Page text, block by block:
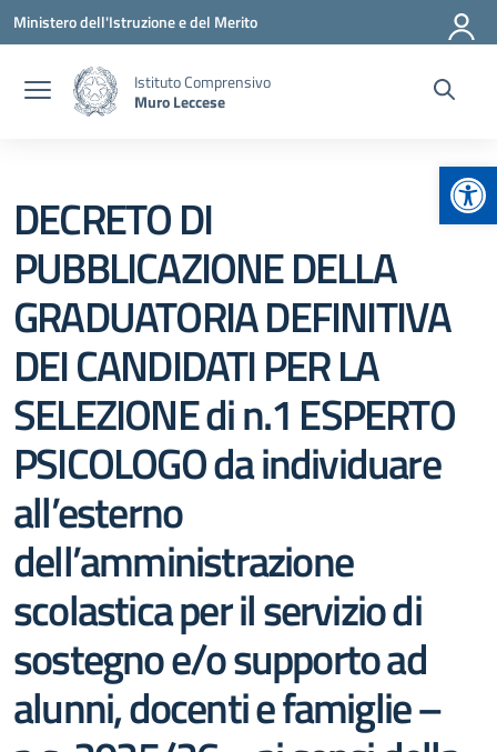
Vai ai contenuti
Vai al menu di navigazione
Vai al footer
Ministero dell'Istruzione e del Merito
Istituto Comprensivo
Muro Leccese
DECRETO DI
PUBBLICAZIONE DELLA
GRADUATORIA DEFINITIVA
DEI CANDIDATI PER LA
SELEZIONE di n.1 ESPERTO
PSICOLOGO da individuare
all’esterno
dell’amministrazione
scolastica per il servizio di
sostegno e/o supporto ad
alunni, docenti e famiglie –